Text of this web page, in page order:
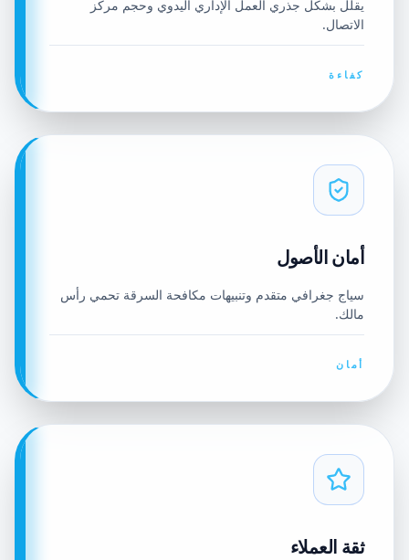
يقلل بشكل جذري العمل الإداري اليدوي وحجم مركز
الاتصال.
كفاءة
أمان الأصول
سياج جغرافي متقدم وتنبيهات مكافحة السرقة تحمي رأس
مالك.
أمان
ثقة العملاء